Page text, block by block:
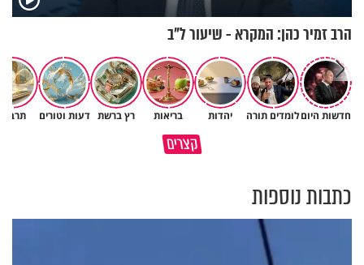
הרב זמיר כהן: המקרא - שיעור ל"ב
חדשות היוםלומדים תורה יהדות בריאות רץ ברשת דעות וטורים
קצרים
כל אחד מאיתנו הוא עולם ומלואו
למה אנחנו לא רואים את
כתבות נוספות